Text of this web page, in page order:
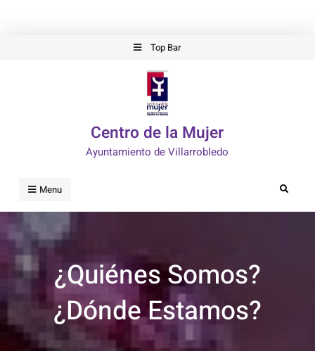
Top Bar
Centro de la Mujer
Ayuntamiento de Villarrobledo
Menu Search
¿Quiénes Somos?
¿Dónde Estamos?